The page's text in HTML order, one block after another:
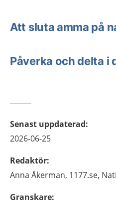
Att sluta amma på
Påverka och delta i
Senast uppdaterad:
2026-06-25
Redaktör:
Anna Åkerman, 1177.se,
Granskare: